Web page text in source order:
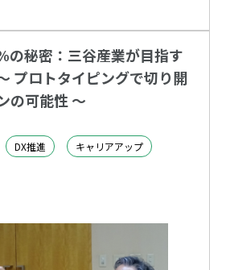
の秘密：三谷産業が目指す
プロトタイピングで切り開
の可能性 〜
DX推進 キャリアアップ